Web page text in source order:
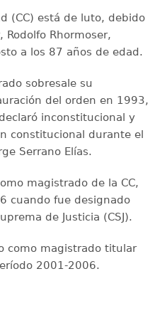
(CC) está de luto, debido
Rhormoser,
a los 87 años de edad.
sobresale su
del orden en 1993,
inconstitucional y
constitucional durante el
Serrano Elías.
magistrado de la CC,
cuando fue designado
de Justicia (CSJ).
como magistrado titular
2001-2006.